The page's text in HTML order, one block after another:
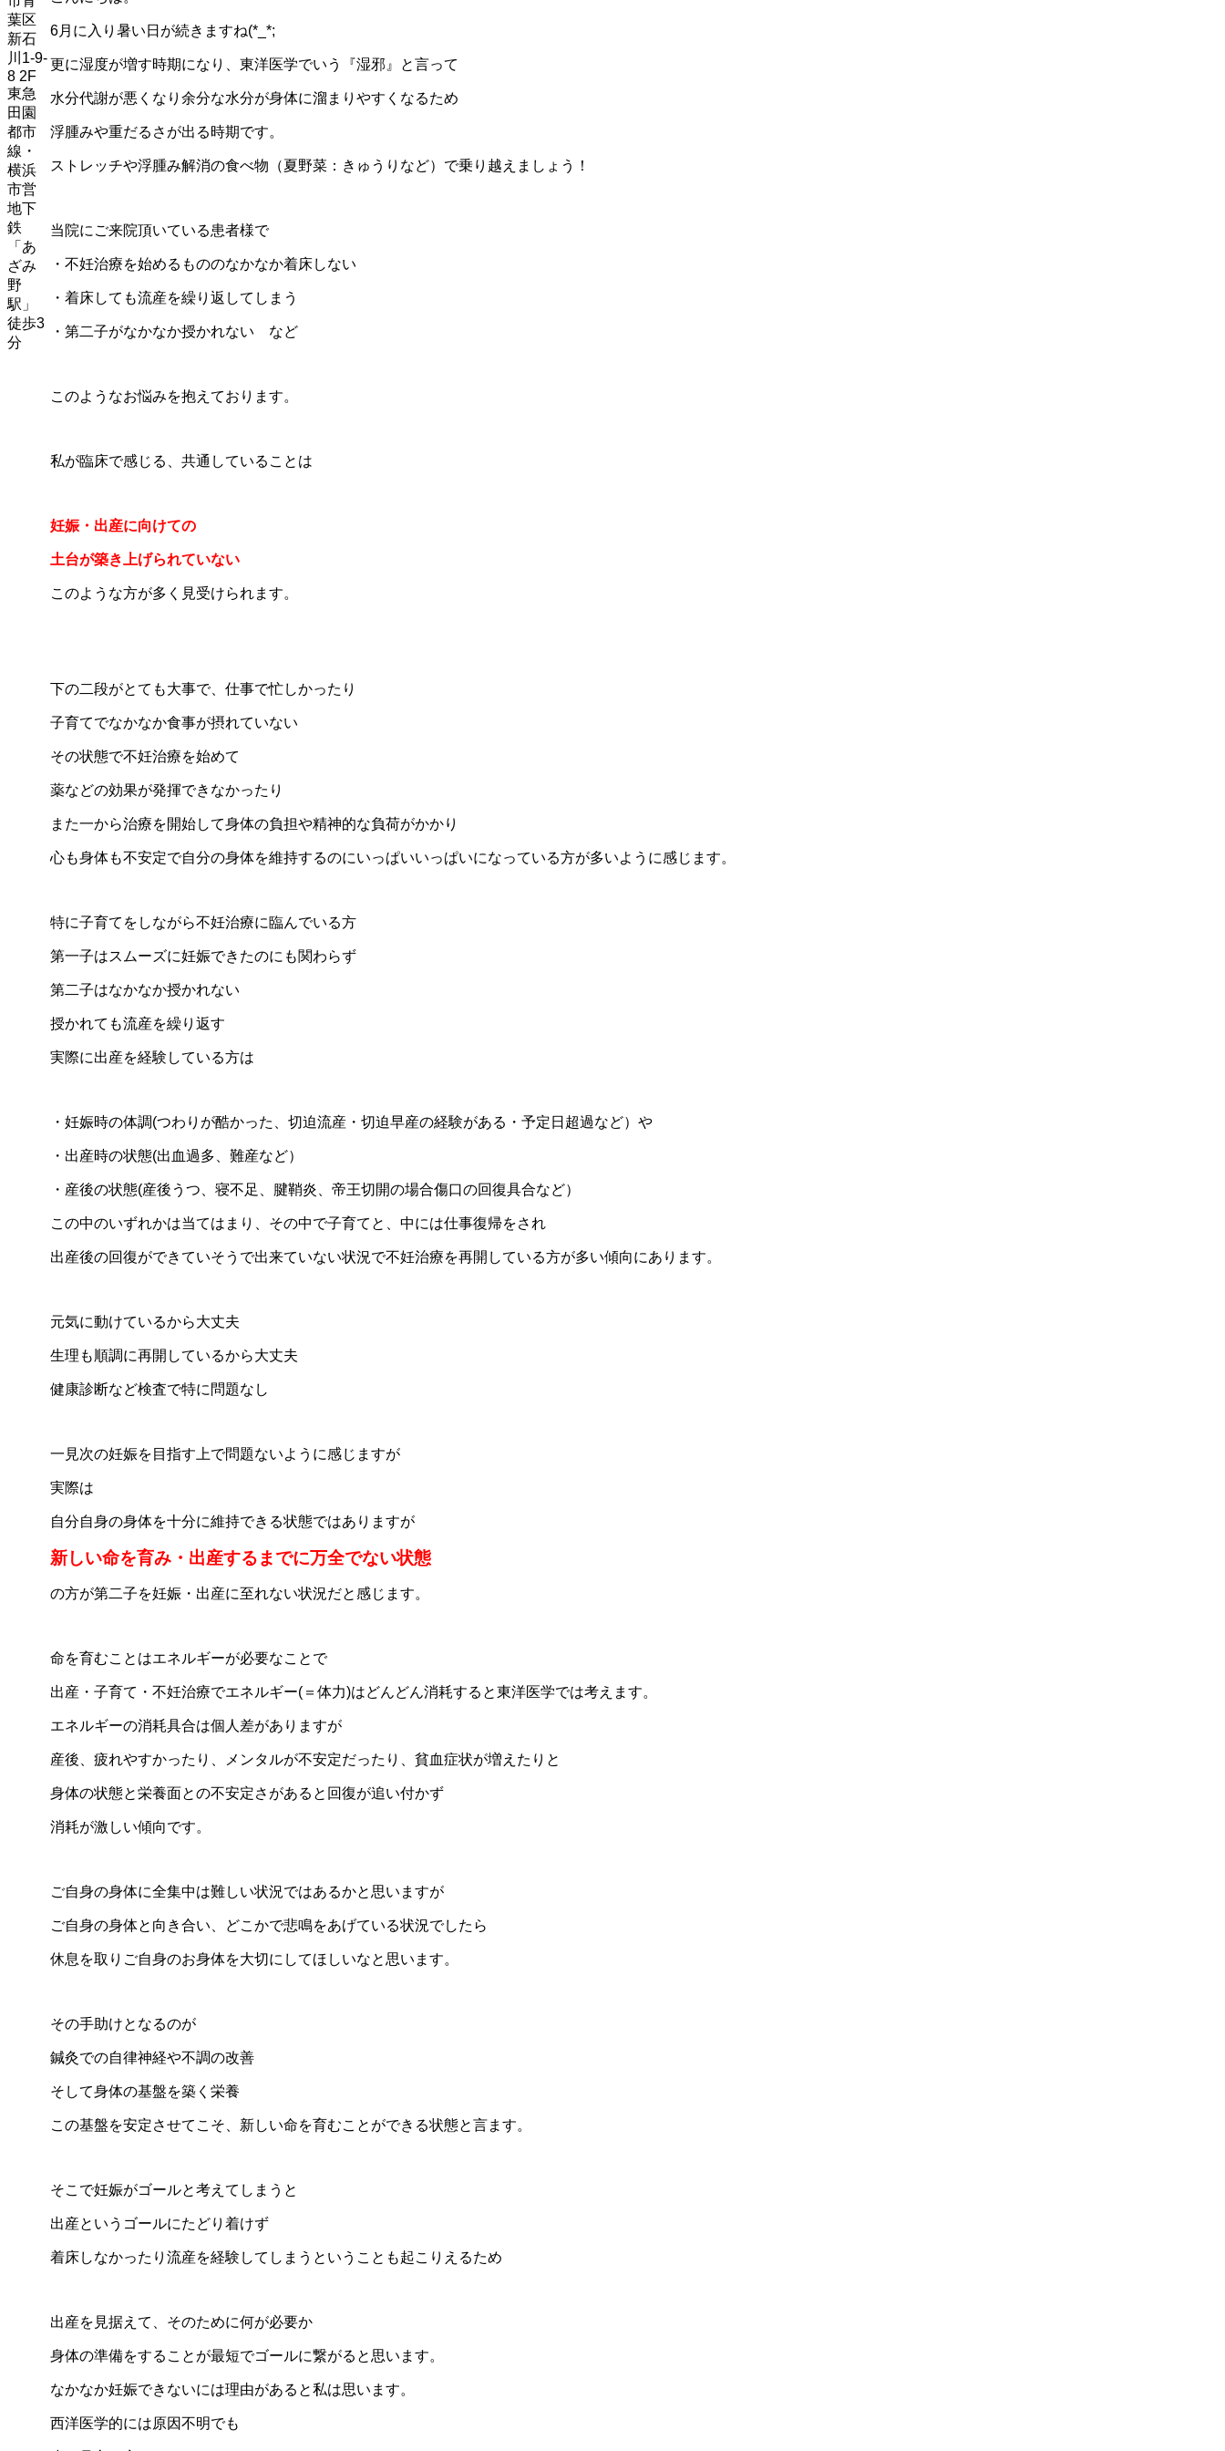
6月に入り暑い日が続きますね(*_*;
更に湿度が増す時期になり、東洋医学でいう『湿邪』と言って
水分代謝が悪くなり余分な水分が身体に溜まりやすくなるため
浮腫みや重だるさが出る時期です。
ストレッチや浮腫み解消の食べ物（夏野菜：きゅうりなど）で乗り越えましょう！
当院にご来院頂いている患者様で
・不妊治療を始めるもののなかなか着床しない
・着床しても流産を繰り返してしまう
・第二子がなかなか授かれない など
このようなお悩みを抱えております。
私が臨床で感じる、共通していることは
妊娠・出産に向けての
土台が築き上げられていない
このような方が多く見受けられます。
下の二段がとても大事で、仕事で忙しかったり
子育てでなかなか食事が摂れていない
その状態で不妊治療を始めて
薬などの効果が発揮できなかったり
また一から治療を開始して身体の負担や精神的な負荷がかかり
心も身体も不安定で自分の身体を維持するのにいっぱいいっぱいになっている方が多いように感じます。
特に子育てをしながら不妊治療に臨んでいる方
第一子はスムーズに妊娠できたのにも関わらず
第二子はなかなか授かれない
授かれても流産を繰り返す
実際に出産を経験している方は
・妊娠時の体調(つわりが酷かった、切迫流産・切迫早産の経験がある・予定日超過など）や
・出産時の状態(出血過多、難産など）
・産後の状態(産後うつ、寝不足、腱鞘炎、帝王切開の場合傷口の回復具合など）
この中のいずれかは当てはまり、その中で子育てと、中には仕事復帰をされ
出産後の回復ができていそうで出来ていない状況で不妊治療を再開している方が多い傾向にあります。
元気に動けているから大丈夫
生理も順調に再開しているから大丈夫
健康診断など検査で特に問題なし
一見次の妊娠を目指す上で問題ないように感じますが
実際は
自分自身の身体を十分に維持できる状態ではありますが
新しい命を育み・出産するまでに万全でない状態
の方が第二子を妊娠・出産に至れない状況だと感じます。
命を育むことはエネルギーが必要なことで
出産・子育て・不妊治療でエネルギー(＝体力)はどんどん消耗すると東洋医学では考えます。
エネルギーの消耗具合は個人差がありますが
産後、疲れやすかったり、メンタルが不安定だったり、貧血症状が増えたりと
身体の状態と栄養面との不安定さがあると回復が追い付かず
消耗が激しい傾向です。
ご自身の身体に全集中は難しい状況ではあるかと思いますが
ご自身の身体と向き合い、どこかで悲鳴をあげている状況でしたら
休息を取りご自身のお身体を大切にしてほしいなと思います。
その手助けとなるのが
鍼灸での自律神経や不調の改善
そして身体の基盤を築く栄養
この基盤を安定させてこそ、新しい命を育むことができる状態と言ます。
そこで妊娠がゴールと考えてしまうと
出産というゴールにたどり着けず
着床しなかったり流産を経験してしまうということも起こりえるため
出産を見据えて、そのために何が必要か
身体の準備をすることが最短でゴールに繋がると思います。
なかなか妊娠できないには理由があると私は思います。
西洋医学的には原因不明でも
葉区
新石
川1-9-
8 2F
東急
田園
都市
線・
横浜
市営
地下
鉄
「あ
ざみ
野
駅」
徒歩3
分